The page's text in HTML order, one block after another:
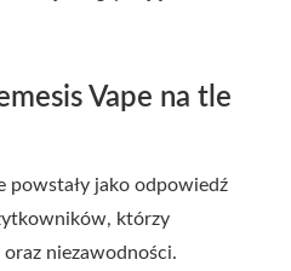
Vape na tle
powstały jako odpowiedź
którzy
niezawodności.